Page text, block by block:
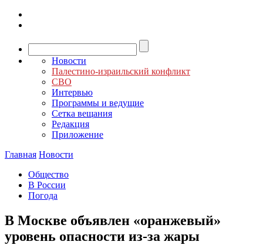
Новости
Палестино-израильский конфликт
СВО
Интервью
Программы и ведущие
Сетка вещания
Редакция
Приложение
Главная Новости
Общество
В России
Погода
В Москве объявлен «оранжевый»
уровень опасности из-за жары